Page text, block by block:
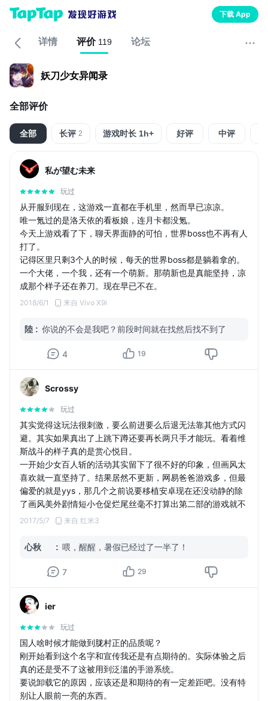
下载 App
详情 评价 119 论坛
妖刀少女异闻录
全部评价
全部 长评 2 游戏时长 1h+ 好评 中评
私が望む未来
玩过
从开服到现在，这游戏一直都在手机里，然而早已凉凉。
唯一氪过的是洛天依的看板娘，连月卡都没氪。
今天上游戏看了下，聊天界面静的可怕，世界boss也不再有人
打了。
记得区里只剩3个人的时候，每天的世界boss都是躺着拿的。
一个大佬，一个我，还有一个萌新。那萌新也是真能坚持，凉
成那个样子还在养刀。现在早已不在。
工会不知道什么时候解散了，想打工会本都没地方打。
2018 6 1
2018/6/1 来自 Vivo X9i
陸 : 你说的不会是我吧？前段时间就在找然后找不到了
4 19
Scrossy
玩过
其实觉得这玩法很刺激，要么前进要么后退无法靠其他方式闪
避。其实如果真出了上跳下蹲还要再长两只手才能玩。看着维
斯战斗的样子真的是赏心悦目。
一开始少女百人斩的活动其实留下了很不好的印象，但画风太
喜欢就一直坚持了。结果居然不更新，网易爸爸游戏多，但最
偏爱的就是yys，那几个之前说要移植安卓现在还没动静的除
了画风美外剧情短小仓促烂尾丝毫不打算出第二部的游戏就不
说了。网易的很多游戏都给我种“我就出个游戏你们爱玩不玩
觉。要不是yys真的忽然火得可怕怀疑yys也要没头没尾。
言特别无力。s刀都烂大街了，不出活动不宣传不关服不知道
的策划、美工等，扣的1星完全是因为网易的态度。
————————————
这游戏真药丸啊！
猫了。二区……留了个h计划工作室，天天打广告，承包二区，
然而不太建议入……营销性质太强，走肾拦资源的可以去，走
心的话绝对会失望。
2017/5/7 来自 红米3
心秋 : 喂，醒醒，暑假已经过了一半了！
7 29
ier
玩过
国人啥时候才能做到胧村正的品质呢？
刚开始看到这个名字和宣传我还是有点期待的。实际体验之后
真的还是受不了这被用到泛滥的手游系统。
要说卸载它的原因，应该还是和期待的有一定差距吧。没有特
别让人眼前一亮的东西。